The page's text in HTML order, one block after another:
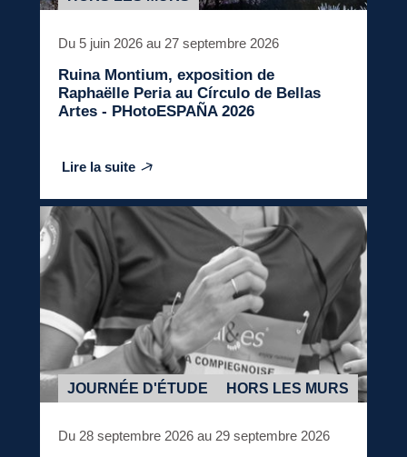
Du 5 juin 2026 au 27 septembre 2026
Ruina Montium, exposition de
Raphaëlle Peria au Círculo de Bellas
Artes - PHotoESPAÑA 2026
Lire la suite
JOURNÉE D'ÉTUDE HORS LES MURS
Du 28 septembre 2026 au 29 septembre 2026